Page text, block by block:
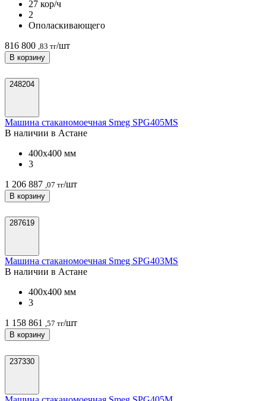
27 кор/ч
2
Ополаскивающего
816 800 ,83 тг/шт
В корзину
248204
Машина стаканомоечная Smeg SPG405MS
В наличии в Астанe
400х400 мм
3
1 206 887 ,07 тг/шт
В корзину
287619
Машина стаканомоечная Smeg SPG403MS
В наличии в Астанe
400х400 мм
3
1 158 861
,57 тг/шт
В корзину
237330